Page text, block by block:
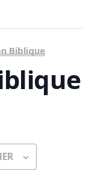
Biblique